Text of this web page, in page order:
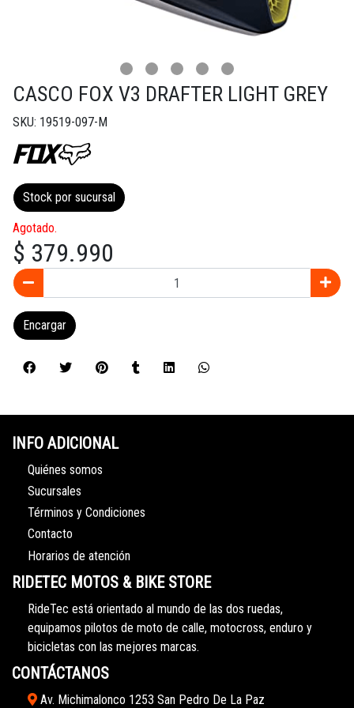
CASCO FOX V3 DRAFTER LIGHT GREY
SKU: 19519-097-M
Stock por sucursal
Agotado.
$ 379.990
Encargar
INFO ADICIONAL
Quiénes somos
Sucursales
Términos y Condiciones
Contacto
Horarios de atención
RIDETEC MOTOS & BIKE STORE
RideTec está orientado al mundo de las dos ruedas,
equipamos pilotos de moto de calle, motocross, enduro y
bicicletas con las mejores marcas.
CONTÁCTANOS
Av. Michimalonco 1253 San Pedro De La Paz